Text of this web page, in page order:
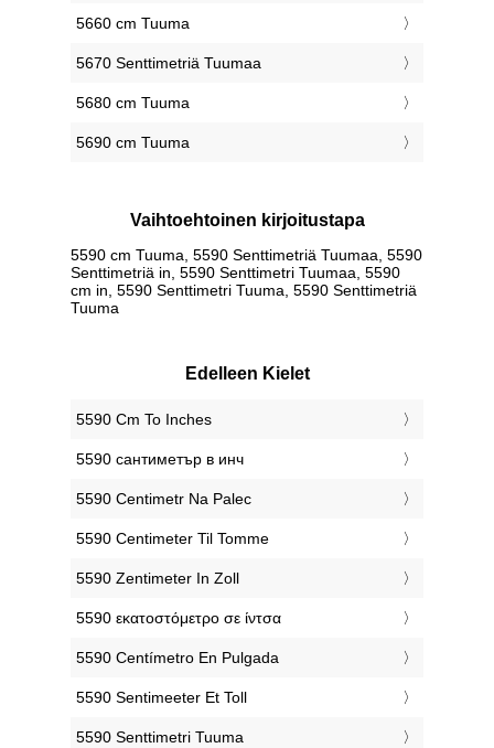
5660 cm Tuuma
5670 Senttimetriä Tuumaa
5680 cm Tuuma
5690 cm Tuuma
Vaihtoehtoinen kirjoitustapa
5590 cm Tuuma, 5590 Senttimetriä Tuumaa, 5590
Senttimetriä in, 5590 Senttimetri Tuumaa, 5590
cm in, 5590 Senttimetri Tuuma, 5590 Senttimetriä
Tuuma
Edelleen Kielet
‎5590 Cm To Inches
‎5590 сантиметър в инч
‎5590 Centimetr Na Palec
‎5590 Centimeter Til Tomme
‎5590 Zentimeter In Zoll
‎5590 εκατοστόμετρο σε ίντσα
‎5590 Centímetro En Pulgada
‎5590 Sentimeeter Et Toll
‎5590 Senttimetri Tuuma